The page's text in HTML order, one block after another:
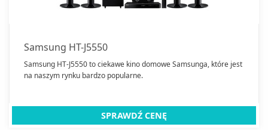
Samsung HT-J5550
Samsung HT-J5550 to ciekawe kino domowe Samsunga, które jest
na naszym rynku bardzo popularne.
SPRAWDŹ CENĘ